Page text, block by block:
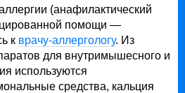
(анафилактический
помощи —
к врачу-аллергологу. Из
для внутримышесного и
используются
средства, кальция